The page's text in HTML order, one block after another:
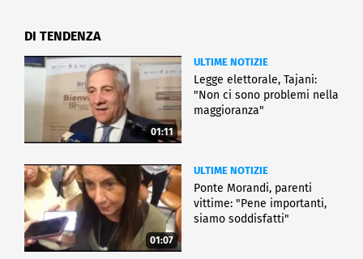
DI TENDENZA
01:11
ULTIME NOTIZIE
Legge elettorale, Tajani:
"Non ci sono problemi nella
maggioranza"
01:07
ULTIME NOTIZIE
Ponte Morandi, parenti
vittime: "Pene importanti,
siamo soddisfatti"